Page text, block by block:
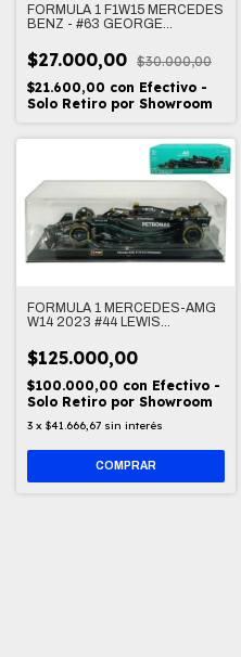
FORMULA 1 F1W15 MERCEDES
BENZ - #63 GEORGE
$27.000,00 $30.000,00
$21.600,00 con Efectivo -
Solo Retiro por Showroom
FORMULA 1 MERCEDES-AMG
W14 2023 #44 LEWIS
$125.000,00
$100.000,00 con Efectivo -
Solo Retiro por Showroom
3 x $41.666,67 sin interés